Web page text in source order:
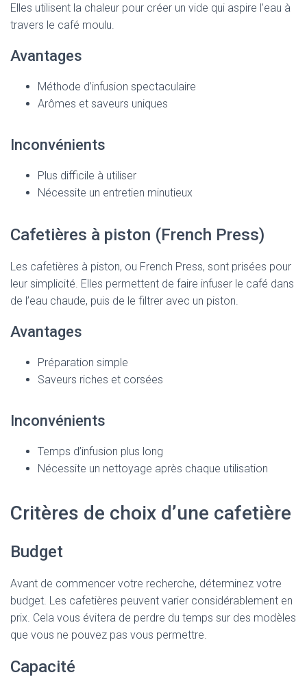
Elles utilisent la chaleur pour créer un vide qui aspire l’eau à
travers le café moulu.
Avantages
Méthode d’infusion spectaculaire
Arômes et saveurs uniques
Inconvénients
Plus difficile à utiliser
Nécessite un entretien minutieux
Cafetières à piston (French Press)
Les cafetières à piston, ou French Press, sont prisées pour
leur simplicité. Elles permettent de faire infuser le café dans
de l’eau chaude, puis de le filtrer avec un piston.
Avantages
Préparation simple
Saveurs riches et corsées
Inconvénients
Temps d’infusion plus long
Nécessite un nettoyage après chaque utilisation
Critères de choix d’une cafetière
Budget
Avant de commencer votre recherche, déterminez votre
budget. Les cafetières peuvent varier considérablement en
prix. Cela vous évitera de perdre du temps sur des modèles
que vous ne pouvez pas vous permettre.
Capacité